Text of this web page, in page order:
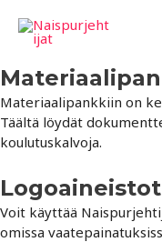
sisältöön
Materiaalipankkiin on
Täältä löydät
koulutuskalvoja.
Logoaineistot
Voit käyttää
omissa